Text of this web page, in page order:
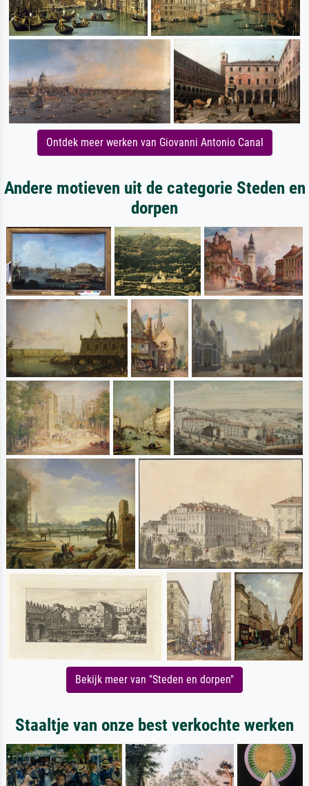
Ontdek meer werken van Giovanni Antonio Canal
Andere motieven uit de categorie Steden en
dorpen
Bekijk meer van "Steden en dorpen"
Staaltje van onze best verkochte werken